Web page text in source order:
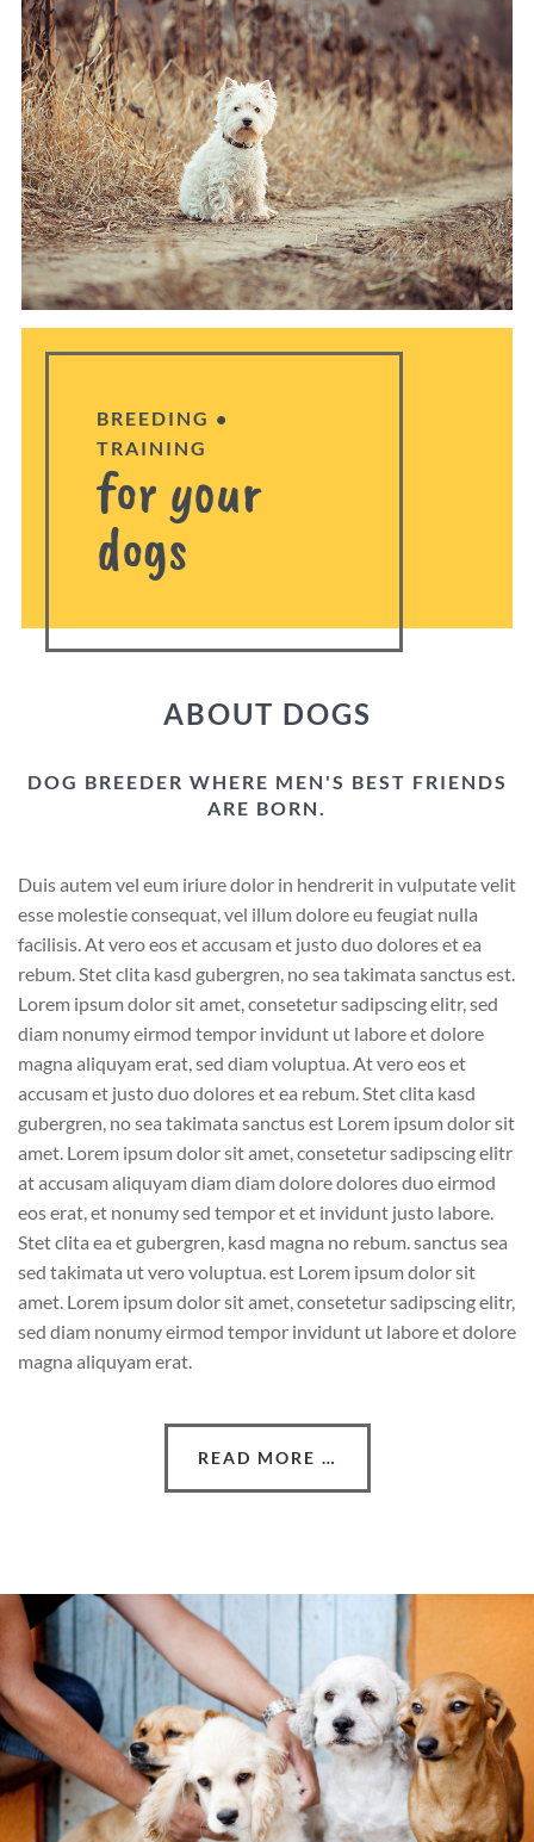
BREEDING •
TRAINING
for your
dogs
ABOUT DOGS
DOG BREEDER WHERE MEN'S BEST FRIENDS
ARE BORN.
Duis autem vel eum iriure dolor in hendrerit in vulputate velit
esse molestie consequat, vel illum dolore eu feugiat nulla
facilisis. At vero eos et accusam et justo duo dolores et ea
rebum. Stet clita kasd gubergren, no sea takimata sanctus est.
Lorem ipsum dolor sit amet, consetetur sadipscing elitr, sed
diam nonumy eirmod tempor invidunt ut labore et dolore
magna aliquyam erat, sed diam voluptua. At vero eos et
accusam et justo duo dolores et ea rebum. Stet clita kasd
gubergren, no sea takimata sanctus est Lorem ipsum dolor sit
amet. Lorem ipsum dolor sit amet, consetetur sadipscing elitr
at accusam aliquyam diam diam dolore dolores duo eirmod
eos erat, et nonumy sed tempor et et invidunt justo labore.
Stet clita ea et gubergren, kasd magna no rebum. sanctus sea
sed takimata ut vero voluptua. est Lorem ipsum dolor sit
amet. Lorem ipsum dolor sit amet, consetetur sadipscing elitr,
sed diam nonumy eirmod tempor invidunt ut labore et dolore
magna aliquyam erat.
READ MORE …